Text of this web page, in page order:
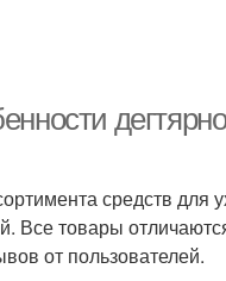
средств для
Все товары
от пользователей.